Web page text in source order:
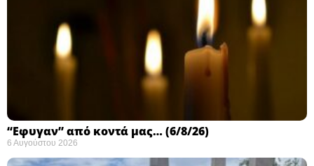
“Εφυγαν” από κοντά μας… (6/8/26)
6 Αυγούστου 2026